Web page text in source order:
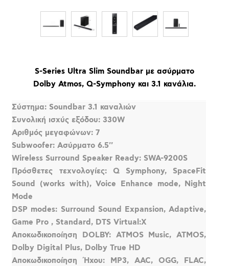
S-Series Ultra Slim Soundbar με ασύρματο
Dolby Atmos, Q-Symphony και 3.1 κανάλια.
Σύστημα: Soundbar 3.1 καναλιών
Συνολική ισχύς εξόδου: 330W
Αριθμός μεγαφώνων: 7
Subwoofer: Ασύρματο 6.5''
Wireless Surround Speaker Ready: SWA-9200S
Πρόσθετες τεχνολογίες: Q Symphony, SpaceFit
Sound (works with), Voice Enhance mode, Night
Mode
DSP modes: Surround Sound Expansion, Adaptive,
Game Pro , Standard, DTS Virtual:X
Αποκωδικοποίηση DOLBY: ATMOS Music, ATMOS,
Dolby Digital Plus, Dolby True HD
Aποκωδικοποίηση Ήχου: MP3, AAC, OGG, FLAC,